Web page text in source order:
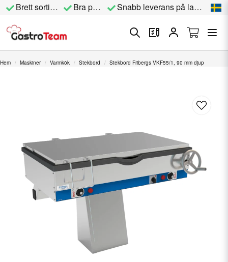
Brett sortiment Bra priser Snabb leverans på lagervara
Hem Maskiner Varmkök Stekbord Stekbord Fribergs VKF55/1, 90 mm djup